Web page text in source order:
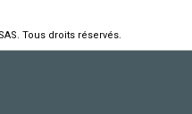
Tous droits réservés.